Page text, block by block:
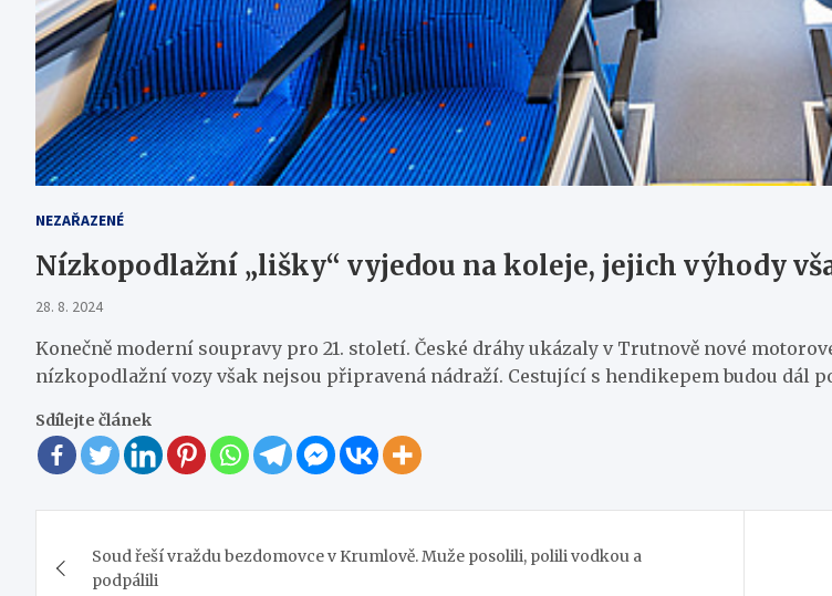
NEZAŘAZENÉ
Nízkopodlažní „lišky“ vyjedou na koleje, jejich výhody
28. 8. 2024
Konečně moderní soupravy pro 21. století. České dráhy ukázaly v Trutnově nové
nízkopodlažní vozy však nejsou připravená nádraží. Cestující s hendikepem budou dál
Sdílejte článek
pro
Soud řeší vraždu bezdomovce v Krumlově. Muže posolili, polili vodkou a
podpálili